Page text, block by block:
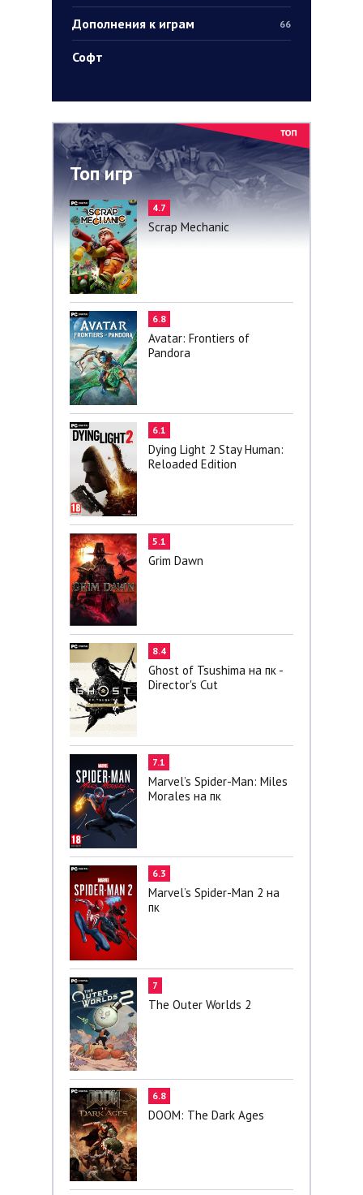
Дополнения к играм 66
Софт
Топ игр
4.7
Scrap Mechanic
6.8
Avatar: Frontiers of
Pandora
6.1
Dying Light 2 Stay Human:
Reloaded Edition
5.1
Grim Dawn
8.4
Ghost of Tsushima на пк -
Director's Cut
7.1
Marvel’s Spider-Man: Miles
Morales на пк
6.3
Marvel’s Spider-Man 2 на
пк
7
The Outer Worlds 2
6.8
DOOM: The Dark Ages